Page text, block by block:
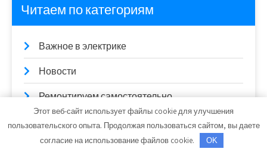
Читаем по категориям
Важное в электрике
Новости
Ремонтируем самостоятельно
Строим вместе
Техника для дома
Этот веб-сайт использует файлы cookie для улучшения
пользовательского опыта. Продолжая пользоваться сайтом, вы даете
согласие на использование файлов cookie.
OK